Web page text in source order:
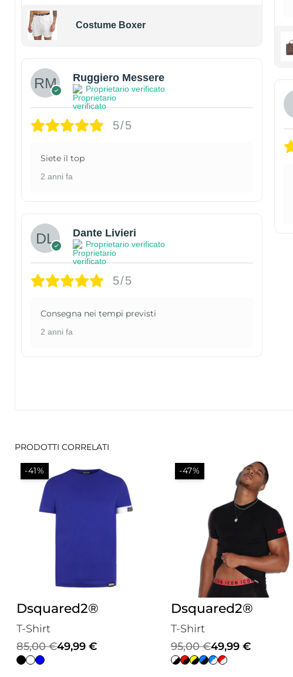
Costume Boxer
Ruggiero Messere
Proprietario verificato
5/5
Siete il top
2 anni fa
Dante Livieri
Proprietario verificato
5/5
Consegna nei tempi previsti
2 anni fa
PRODOTTI CORRELATI
-41%
Dsquared2®
T-Shirt
85,00€
Il
prezzo
49,99 €
Il
prezzo
-47%
Dsquared2®
T-Shirt
95,00€
Il
prezzo
49,99 €
Il
prezzo